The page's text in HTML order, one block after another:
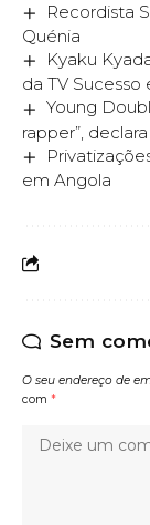
Recordista
Quénia
Kyaku
da TV
Young
rapper”,
em Angola
Sem
O seu endereço de
com *